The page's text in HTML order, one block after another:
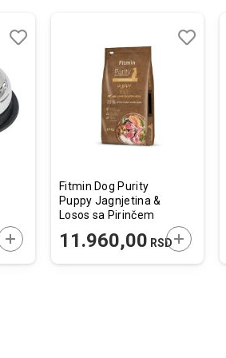
DODAJTE U KORPU
listu
želja
Fitmin Dog Purity
Puppy Jagnjetina &
Losos sa Pirinčem
11.960,00 RSD